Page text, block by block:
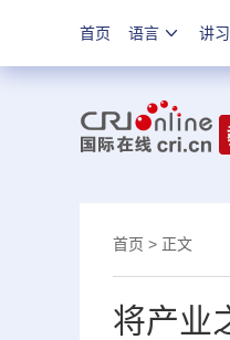
首页 语言 讲
首页 > 正文
将产业